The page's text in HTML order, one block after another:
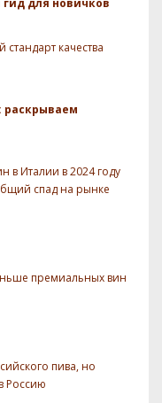
качества
раскрываем
в Италии в 2024 году
спад на рынке
премиальных вин
пива, но
Россию